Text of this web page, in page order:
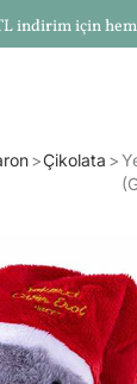
indirim için
Çikolata